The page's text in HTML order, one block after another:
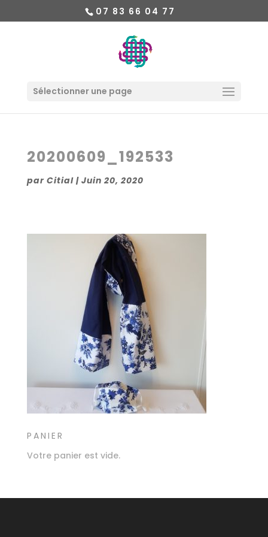
07 83 66 04 77
Sélectionner une page
20200609_192533
par Citial| Juin 20, 2020
PANIER
Votre panier est vide.